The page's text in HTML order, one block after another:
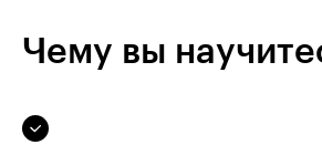
Чему вы